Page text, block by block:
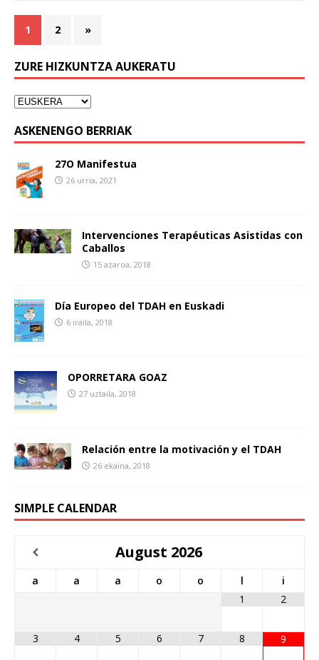
1 2 »
ZURE HIZKUNTZA AUKERATU
ASKENENGO BERRIAK
27O Manifestua
26 urria, 2021
Intervenciones Terapéuticas Asistidas con
Caballos
15 azaroa, 2018
Día Europeo del TDAH en Euskadi
6 iraila, 2018
OPORRETARA GOAZ
27 uztaila, 2018
Relación entre la motivación y el TDAH
26 ekaina, 2018
SIMPLE CALENDAR
August 2026
a a a o o l
i
1
2
3 4 5 6 7 8 9